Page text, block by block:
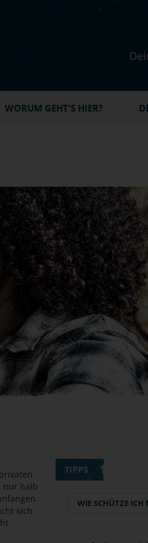
WORUM GEHT'S HIER?
nur halb
sich
TIPPS
WIE SCHÜTZE ICH